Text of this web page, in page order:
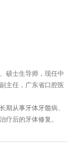
硕士生导师，现任中
主任，广东省口腔医
从事牙体牙髓病、
疗后的牙体修复。